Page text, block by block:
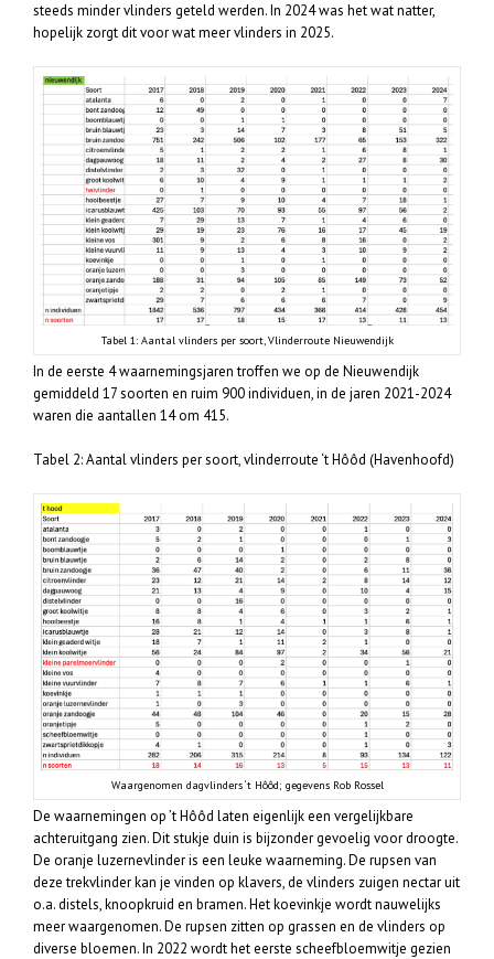
steeds minder vlinders geteld werden. In 2024 was het wat natter,
hopelijk zorgt dit voor wat meer vlinders in 2025.
Tabel 1: Aantal vlinders per soort, Vlinderroute Nieuwendijk
In de eerste 4 waarnemingsjaren troffen we op de Nieuwendijk
gemiddeld 17 soorten en ruim 900 individuen, in de jaren 2021-2024
waren die aantallen 14 om 415.
Tabel 2: Aantal vlinders per soort, vlinderroute ‘t Hôôd (Havenhoofd)
Waargenomen dagvlinders ‘t Hôôd; gegevens Rob Rossel
De waarnemingen op ’t Hôôd laten eigenlijk een vergelijkbare
achteruitgang zien. Dit stukje duin is bijzonder gevoelig voor droogte.
De oranje luzernevlinder is een leuke waarneming. De rupsen van
deze trekvlinder kan je vinden op klavers, de vlinders zuigen nectar uit
o.a. distels, knoopkruid en bramen. Het koevinkje wordt nauwelijks
meer waargenomen. De rupsen zitten op grassen en de vlinders op
diverse bloemen. In 2022 wordt het eerste scheefbloemwitje gezien